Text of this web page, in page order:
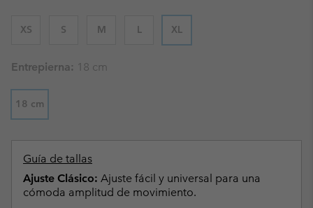
XS S M L XL
Entrepierna: 18 cm
18 cm
Guía de tallas
Ajuste Clásico: Ajuste fácil y universal para una
cómoda amplitud de movimiento.